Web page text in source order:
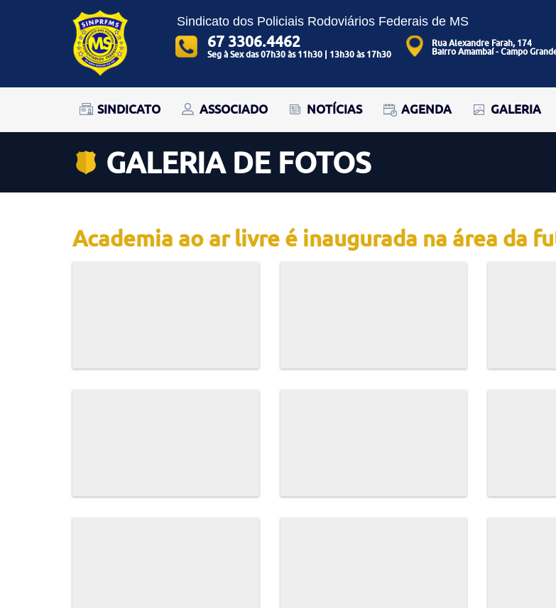
Sindicato dos Policiais Rodoviários Federais de MS
67 3306.4462
Seg à Sex das 07h30 às 11h30 | 13h30 às 17h30
Rua Alexandre Farah, 174
Bairro Amambaí - Campo
SINDICATO ASSOCIADO NOTÍCIAS AGENDA GALERIA
GALERIA DE FOTOS
Academia ao ar livre é inaugurada na área da